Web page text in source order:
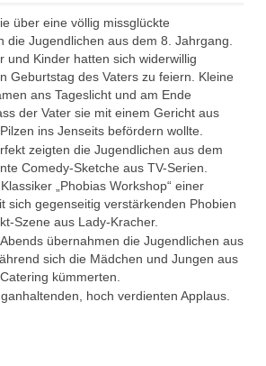
über eine völlig missglückte
die Jugendlichen aus dem 8. Jahrgang.
und Kinder hatten sich widerwillig
Geburtstag des Vaters zu feiern. Kleine
ans Tageslicht und am Ende
der Vater sie mit einem Gericht aus
ins Jenseits befördern wollte.
zeigten die Jugendlichen aus dem
Comedy-Sketche aus TV-Serien.
„Phobias Workshop“ einer
sich gegenseitig verstärkenden Phobien
Szene aus Lady-Kracher.
übernahmen die Jugendlichen aus
sich die Mädchen und Jungen aus
kümmerten.
hoch verdienten Applaus.